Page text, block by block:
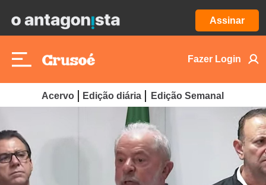
Assinar
Fazer Login
Acervo Edição diária Edição Semanal